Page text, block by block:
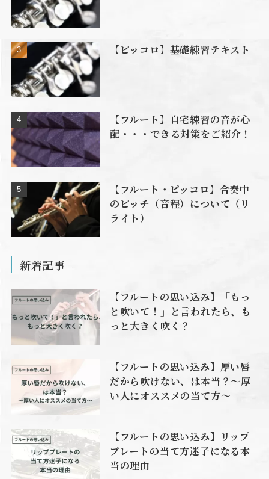
【ピッコロ】基礎練習テキスト
【フルート】自宅練習の音が心
配・・・できる対策をご紹介！
【フルート・ピッコロ】合奏中
のピッチ（音程）について（リ
ライト）
新着記事
【フルートの思い込み】「もっ
と吹いて！」と言われたら、も
っと大きく吹く？
【フルートの思い込み】厚い唇
だから吹けない、は本当？〜厚
い人にオススメの当て方〜
【フルートの思い込み】リップ
プレートの当て方迷子になる本
当の理由